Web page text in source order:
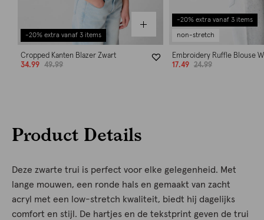
-20% extra vanaf 3 items
Cropped Kanten Blazer Zwart
34.99
49.99
-20% extra vanaf 3 items
non-stretch
Embroidery Ruffle Blouse
17.49
24.99
Product Details
Deze zwarte trui is perfect voor elke gelegenheid. Met
lange mouwen, een ronde hals en gemaakt van zacht
acryl met een low-stretch kwaliteit, biedt hij dagelijks
comfort en stijl. De hartjes en de tekstprint geven de trui